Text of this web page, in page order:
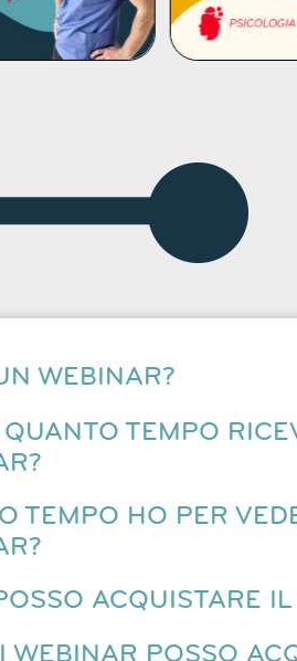
WEBINAR?
TEMPO
TEMPO HO PER
ACQUISTARE
WEBINAR POSSO